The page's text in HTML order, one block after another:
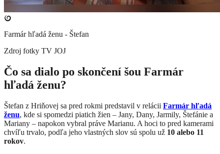
Farmár hľadá ženu - Štefan
Zdroj fotky TV JOJ
Čo sa dialo po skončení šou Farmár
hľadá ženu?
Štefan z Hriňovej sa pred rokmi predstavil v relácii Farmár hľadá
ženu, kde si spomedzi piatich žien – Jany, Dany, Jarmily, Štefánie a
Mariany – napokon vybral práve Marianu. A hoci to pred kamerami
chvíľu trvalo, podľa jeho vlastných slov sú spolu už 10 alebo 11
rokov.